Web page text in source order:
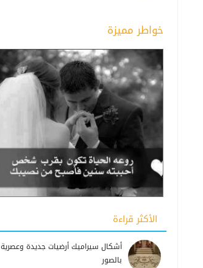
خواطر مميزة
الأكثر قراءة
أشكال سيراميك أرضيات جديدة وعصرية
بالصور